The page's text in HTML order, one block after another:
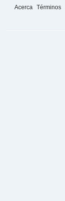
Acerca Términos